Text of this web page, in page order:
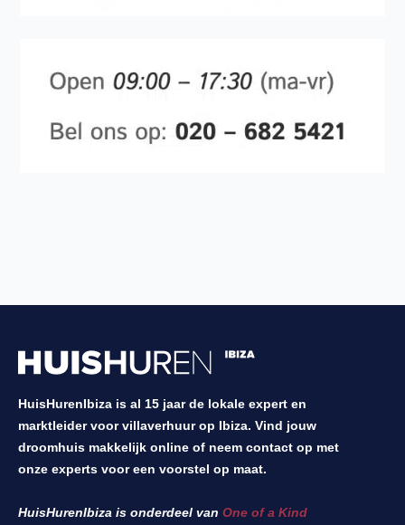
HuisHurenIbiza is al 15 jaar de lokale expert en
marktleider voor villaverhuur op Ibiza. Vind jouw
droomhuis makkelijk online of neem contact op met
onze experts voor een voorstel op maat.
HuisHurenIbiza is onderdeel van One of a Kind